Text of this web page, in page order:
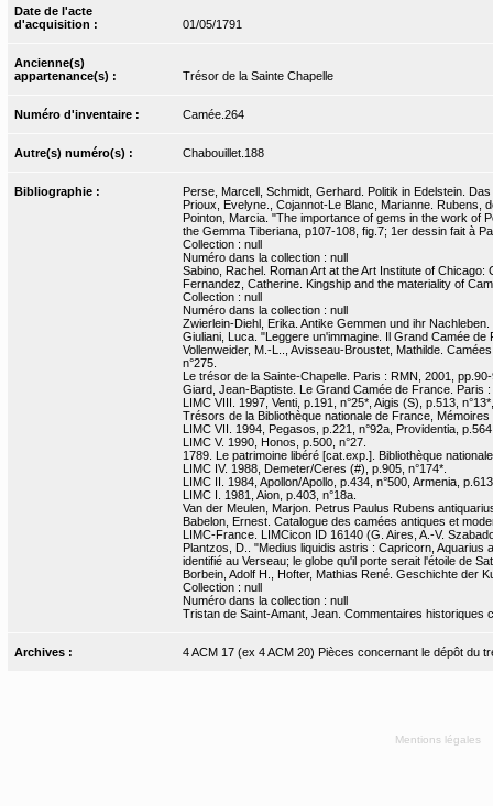
Date de l'acte
d'acquisition :
01/05/1791
Ancienne(s)
appartenance(s) :
Trésor de la Sainte Chapelle
Numéro d'inventaire : Camée.264
Autre(s) numéro(s) : Chabouillet.188
Bibliographie :
Perse, Marcell, Schmidt, Gerhard. Politik in Edelstein.
Prioux, Evelyne., Cojannot-Le Blanc, Marianne. Rubens,
Pointon, Marcia. "The importance of gems in the work of
the Gemma Tiberiana, p107-108, fig.7; 1er dessin fait à
Collection : null
Numéro dans la collection : null
Sabino, Rachel. Roman Art at the Art Institute of
Fernandez, Catherine. Kingship and the materiality of
Collection : null
Numéro dans la collection : null
Zwierlein-Diehl, Erika. Antike Gemmen und ihr
Giuliani, Luca. "Leggere un'immagine. Il Grand Camée
Vollenweider, M.-L.., Avisseau-Broustet, Mathilde.
n°275.
Le trésor de la Sainte-Chapelle. Paris : RMN, 2001,
Giard, Jean-Baptiste. Le Grand Camée de France. Paris
LIMC VIII. 1997, Venti, p.191, n°25*, Aigis (S), p.513,
Trésors de la Bibliothèque nationale de France,
LIMC VII. 1994, Pegasos, p.221, n°92a, Providentia,
LIMC V. 1990, Honos, p.500, n°27.
1789. Le patrimoine libéré [cat.exp.]. Bibliothèque
LIMC IV. 1988, Demeter/Ceres (#), p.905, n°174*.
LIMC II. 1984, Apollon/Apollo, p.434, n°500, Armenia,
LIMC I. 1981, Aion, p.403, n°18a.
Van der Meulen, Marjon. Petrus Paulus Rubens
Babelon, Ernest. Catalogue des camées antiques et
LIMC-France. LIMCicon ID 16140 (G. Aires, A.-V.
Plantzos, D.. "Medius liquidis astris : Capricorn,
identifié au Verseau; le globe qu'il porte serait l'étoile de
Borbein, Adolf H., Hofter, Mathias René. Geschichte der
Collection : null
Numéro dans la collection : null
Tristan de Saint-Amant, Jean. Commentaires
Archives : 4 ACM 17 (ex 4 ACM 20) Pièces concernant le dépôt du
Mentions légales